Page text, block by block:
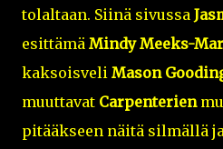
tolaltaan. Siinä sivussa
esittämä Mindy Meeks-
kaksoisveli Mason
muuttavat Carpenterien
pitääkseen näitä silmällä